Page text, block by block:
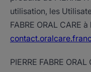
utilisation, les
FABRE ORAL CARE
PIERRE FABRE